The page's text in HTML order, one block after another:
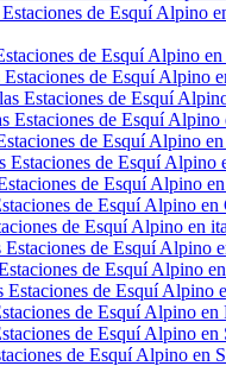
de Esquí Alpino
de Esquí Alpino
de Esquí Alpino
Estaciones de Esquí
Estaciones de Esquí
de Esquí Alpino
Estaciones de Esquí Alpino
de Esquí Alpino
de Esquí Alpino
de Esquí Alpino en
de Esquí Alpino
de Esquí Alpino
de Esquí Alpino
de Esquí Alpino
de Esquí Alpino en
de Esquí Alpino en